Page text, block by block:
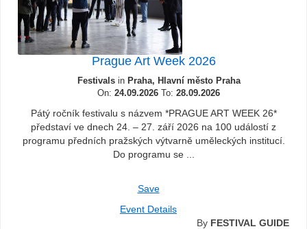
Prague Art Week 2026
Festivalsin Praha, Hlavní město Praha
On: 24.09.2026 To: 28.09.2026
Pátý ročník festivalu s názvem *PRAGUE ART WEEK 26*
představí ve dnech 24. – 27. září 2026 na 100 událostí z
programu předních pražských výtvarně uměleckých institucí.
Do programu se ...
Save
Event Details
By FESTIVAL GUIDE